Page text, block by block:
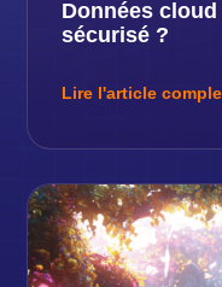
Données
sécurisé ?
Lire l'article